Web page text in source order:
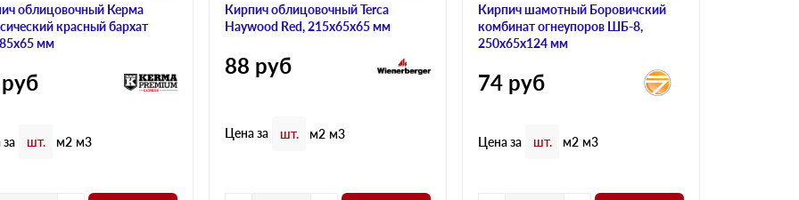
облицовочный Керма
красный бархат
мм
шт. м2 м3
Кирпич облицовочный Terca
Haywood Red, 215х65х65 мм
88 руб
Цена за шт. м2 м3
Кирпич шамотный Боровичский
комбинат огнеупоров ШБ-8,
250х65х124 мм
74 руб
Цена за шт. м2 м3